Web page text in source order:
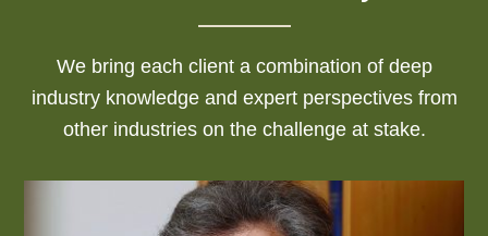
We bring each client a combination of deep
industry knowledge and expert perspectives from
other industries on the challenge at stake.